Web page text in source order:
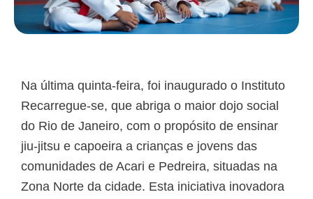
Na última quinta-feira, foi inaugurado o Instituto
Recarregue-se, que abriga o maior dojo social
do Rio de Janeiro, com o propósito de ensinar
jiu-jitsu e capoeira a crianças e jovens das
comunidades de Acari e Pedreira, situadas na
Zona Norte da cidade. Esta iniciativa inovadora